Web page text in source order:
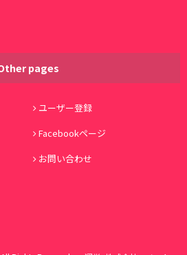
pages
ユーザー登録
Facebookページ
お問い合わせ